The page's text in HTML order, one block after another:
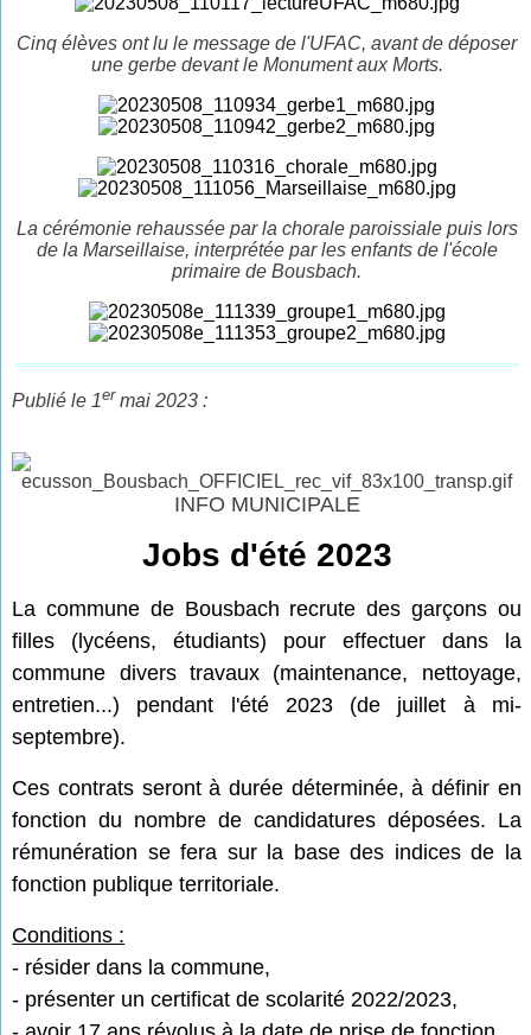
Cinq élèves ont lu le message de l'UFAC, avant de déposer
une gerbe devant le Monument aux Morts.
La cérémonie rehaussée par la chorale paroissiale puis lors
de la Marseillaise, interprétée par les enfants de l'école
primaire de Bousbach.
Publié le 1er mai 2023 :
INFO MUNICIPALE
Jobs d'été 2023
La commune de Bousbach recrute des garçons ou
filles (lycéens, étudiants) pour effectuer dans la
commune divers travaux (maintenance, nettoyage,
entretien...) pendant l'été 2023 (de juillet à mi-
septembre).
Ces contrats seront à durée déterminée, à définir en
fonction du nombre de candidatures déposées. La
rémunération se fera sur la base des indices de la
fonction publique territoriale.
Conditions :
- résider dans la commune,
- présenter un certificat de scolarité 2022/2023,